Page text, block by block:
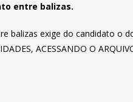
entre balizas.
balizas exige do candidato o
ACESSANDO O